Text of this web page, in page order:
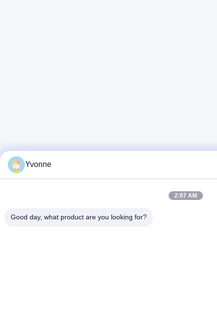
Yvonne
2:07 AM
Good day, what product are you looking for?